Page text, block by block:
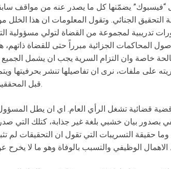
“فيسبوك” يضمّنها كل ما يصدر عنه من مواقف
التحقيق الجنائي. وتقول المعلومات ان هذا
تدريبية لمجموعة من القضاة لتولي مسؤولية
المحاكمات الجزائية مبرراً حتى للقضاة ذاتهم،
خاصة وان التزام السرية يجب ان يشمل
ملفات، نرى ان تفاصيلها تنشر بحرفيتها ويتم
قبل المحققين والاجهزة الامنية.
قضائية تشغل الرأي العام. اي ان يطل المسؤول
بصدور بيان خشبي بلغة غير جذابة، كتلك التي
حقيقة التسريبات التي تقول ان التحقيقات لم